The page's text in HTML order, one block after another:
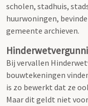
scholen, stadhuis,
huurwoningen,
gemeente archieven.
Bij vervallen
bouwtekeningen
is zo bewerkt dat ze
Maar dit geldt niet